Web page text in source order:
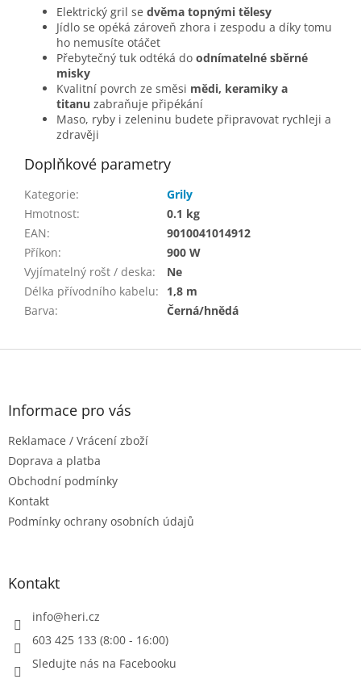
Elektrický gril se dvěma topnými tělesy
Jídlo se opéká zároveň zhora i zespodu a díky tomu
ho nemusíte otáčet
Přebytečný tuk odtéká do odnímatelné sběrné
misky
Kvalitní povrch ze směsi mědi, keramiky a
titanu zabraňuje připékání
Maso, ryby i zeleninu budete připravovat rychleji a
zdravěji
Doplňkové parametry
Kategorie:
Grily
Hmotnost:
0.1 kg
EAN:
9010041014912
Příkon:
900 W
Vyjímatelný rošt / deska:
Ne
Délka přívodního kabelu:
1,8 m
Barva: Černá/hnědá
Z
Informace pro vás
Reklamace / Vrácení zboží
Doprava a platba
Obchodní podmínky
Kontakt
Podmínky ochrany osobních údajů
Kontakt
info@heri.cz
603 425 133 (8:00 - 16:00)
Sledujte nás na Facebooku